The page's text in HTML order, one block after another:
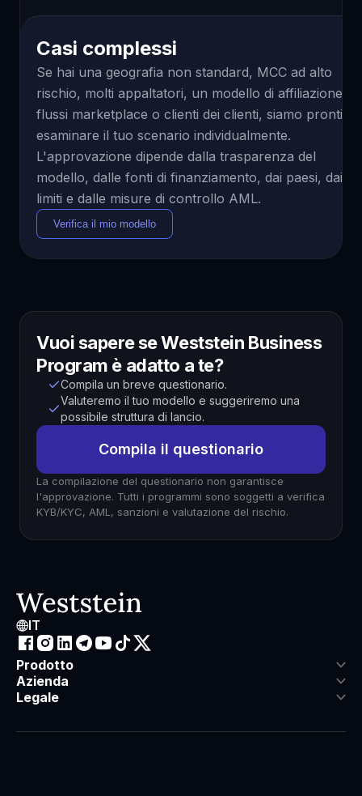
Casi complessi
Se hai una geografia non standard, MCC ad alto
rischio, molti appaltatori, un modello di affiliazione,
flussi marketplace o clienti dei clienti, siamo pronti a
esaminare il tuo scenario individualmente.
L'approvazione dipende dalla trasparenza del
modello, dalle fonti di finanziamento, dai paesi, dai
limiti e dalle misure di controllo AML.
Verifica il mio modello
Vuoi sapere se Weststein Business
Program è adatto a te?
Compila un breve questionario.
Valuteremo il tuo modello e suggeriremo una
possibile struttura di lancio.
Compila il questionario
La compilazione del questionario non garantisce
l'approvazione. Tutti i programmi sono soggetti a verifica
KYB/KYC, AML, sanzioni e valutazione del rischio.
IT
Prodotto
Azienda
Legale